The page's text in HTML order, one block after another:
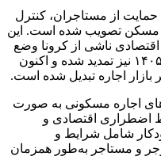
سال ۱۴۰۵ با هدف حمایت از مستاجران، کنترل
مسکن تصویب شده است. این
اقتصادی ناشی از کرونا وضع
شده بود، با مصوبات جدید برای سال ۱۴۰۵ نیز تمدید شده و اکنون
بازار اجاره تبدیل شده است.
اجاره مسکونی به صورت
اضطراری اقتصادی و
شامل شرایط و
و مستاجر به‌طور همزمان